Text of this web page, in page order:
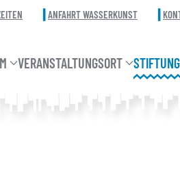
ANFAHRT WASSERKUNST
VERANSTALTUNGSORT STIFTUNG